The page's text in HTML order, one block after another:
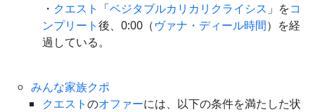
・ クエスト 「ベジタブルカリカリクライシス 」をコ
ンプリート後、0:00（ヴァナ・ディール時間）を経
過している。
みんな家族クポ
クエストのオファーには、以下の条件を満たした状